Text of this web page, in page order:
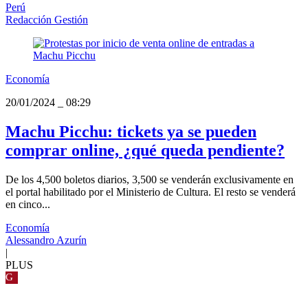
Perú
Redacción Gestión
Economía
20/01/2024
08:29
Machu Picchu: tickets ya se pueden
comprar online, ¿qué queda pendiente?
De los 4,500 boletos diarios, 3,500 se venderán exclusivamente en
el portal habilitado por el Ministerio de Cultura. El resto se venderá
en cinco...
Economía
Alessandro Azurín
|
PLUS
G